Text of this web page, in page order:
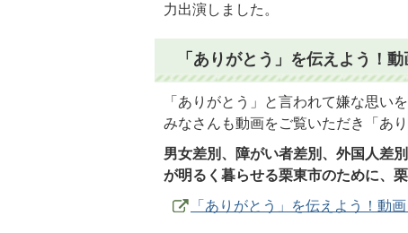
力出演しました。
「ありがとう」を伝えよう！
「ありがとう」と言われて嫌な思い
みなさんも動画をご覧いただき「あ
男女差別、障がい者差別、外国人差
が明るく暮らせる栗東市のために、
「ありがとう」を伝えよう！動